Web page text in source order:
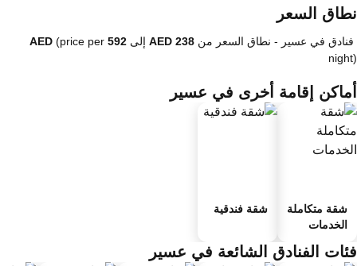
السعر
في عسير - نطاق السعرمن إلى
(price per
إقامة أخرى في عسير
شقة متكاملة
الخدمات
شقة فندقية
الفنادق الشائعة في عسير